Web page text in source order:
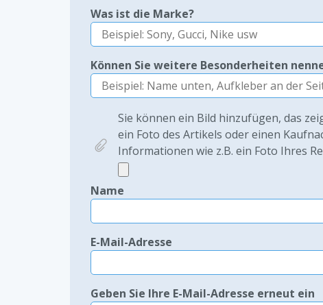
Was ist die Marke?
Können Sie weitere Besonderheiten
Sie können ein Bild hinzufügen, das
ein Foto des Artikels oder einen
Informationen wie z.B. ein Foto Ihres
Name
E-Mail-Adresse
Geben Sie Ihre E-Mail-Adresse erneut ein